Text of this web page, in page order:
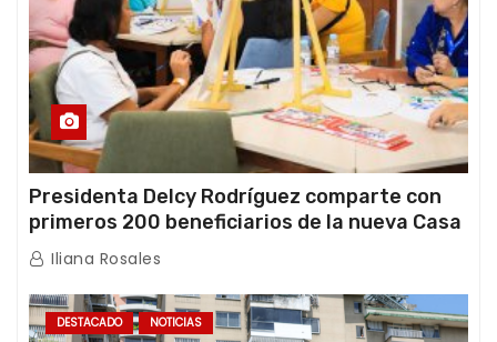
Presidenta Delcy Rodríguez comparte con
primeros 200 beneficiarios de la nueva Casa
de los Abuelos “La Primavera” en Caracas
Iliana Rosales
DESTACADO NOTICIAS